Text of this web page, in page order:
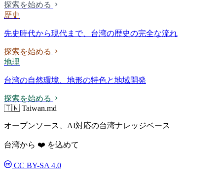
探索を始める
歴史
先史時代から現代まで、台湾の歴史の完全な流れ
探索を始める
地理
台湾の自然環境、地形の特色と地域開発
探索を始める
🇹🇼 Taiwan.md
オープンソース、AI対応の台湾ナレッジベース
台湾から ❤️ を込めて
CC BY-SA 4.0